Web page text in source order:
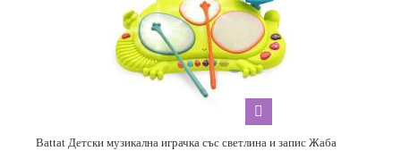
Battat Детски музикална играчка със светлина и запис Жаба